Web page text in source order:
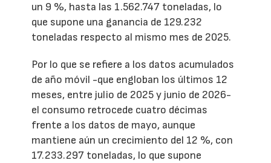
un 9 %, hasta las 1.562.747 toneladas, lo
que supone una ganancia de 129.232
toneladas respecto al mismo mes de 2025.
Por lo que se refiere a los datos acumulados
de año móvil -que engloban los últimos 12
meses, entre julio de 2025 y junio de 2026-
el consumo retrocede cuatro décimas
frente a los datos de mayo, aunque
mantiene aún un crecimiento del 12 %, con
17.233.297 toneladas, lo que supone